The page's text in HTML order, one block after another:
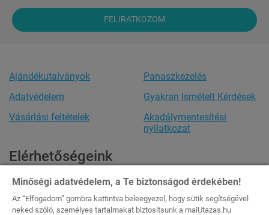
FELIRATKOZOM
Ajándékutalványok
Adatvédelem
Vásárlási feltételek
Panaszkezelés
Gyakran Ismételt Kérdések
Akadálymentesítési
nyilatkozat
Elérhetőségeink
Ügyfélszolgálat
Minden nap: 8:00-20:00
Tel.:+36 20 444 1484
Minőségi adatvédelem, a Te biztonságod érdekében!
Az “Elfogadom” gombra kattintva beleegyezel, hogy sütik segítségével
neked szóló, személyes tartalmakat biztosítsunk a maiUtazas.hu